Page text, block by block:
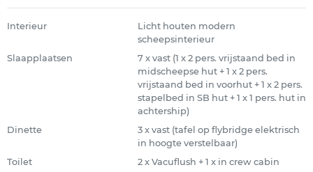
Interieur
Licht houten modern
scheepsinterieur
Slaapplaatsen
7 x vast (1 x 2 pers. vrijstaand bed in
midscheepse hut + 1 x 2 pers.
vrijstaand bed in voorhut + 1 x 2 pers.
stapelbed in SB hut + 1 x 1 pers. hut in
achtership)
Dinette
3 x vast (tafel op flybridge elektrisch
in hoogte verstelbaar)
Toilet
2 x Vacuflush + 1 x in crew cabin